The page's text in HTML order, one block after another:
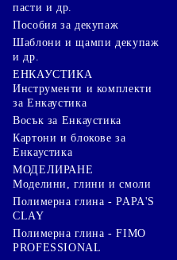
пасти и др.
Пособия за декупаж
Шаблони и щампи декупаж
и др.
ЕНКАУСТИКА
Инструменти и комплекти
за Енкаустика
Восък за Енкаустика
Картони и блокове за
Енкаустика
МОДЕЛИРАНЕ
Моделини, глини и смоли
Полимерна глина - PAPA'S
CLAY
Полимерна глина - FIMO
PROFESSIONAL